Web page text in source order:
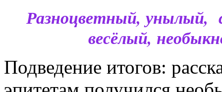
Разноцветный, унылый,
весёлый,
Подведение итогов: